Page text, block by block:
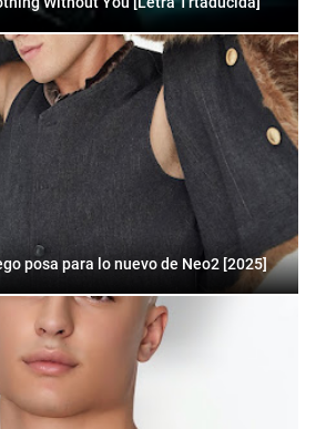
posa para lo nuevo de Neo2 [2025]